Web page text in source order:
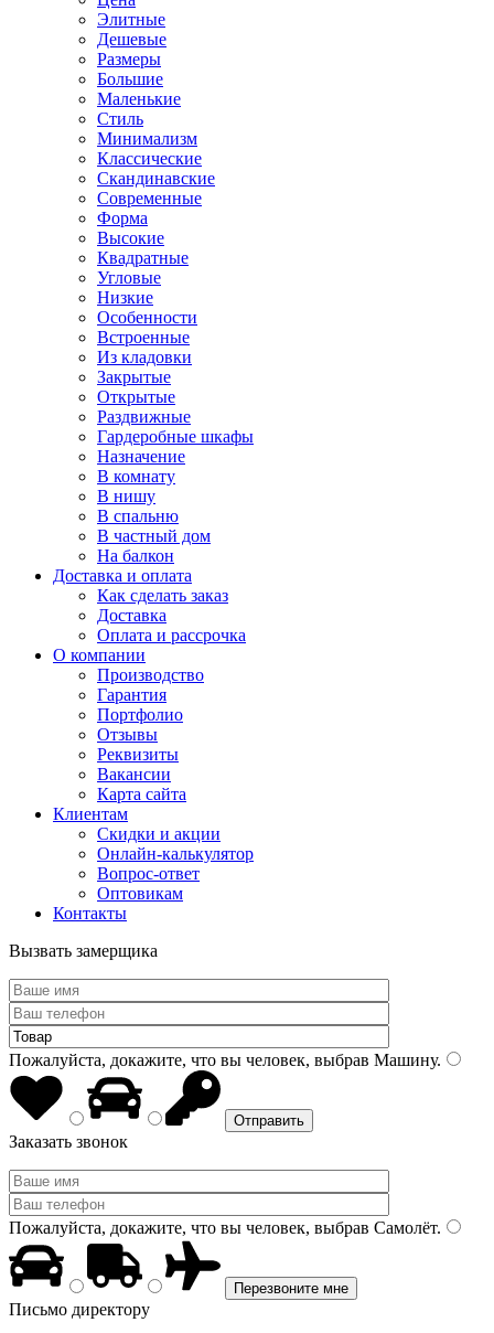
Элитные
Дешевые
Размеры
Большие
Маленькие
Стиль
Минимализм
Классические
Скандинавские
Современные
Форма
Высокие
Квадратные
Угловые
Низкие
Особенности
Встроенные
Из кладовки
Закрытые
Открытые
Раздвижные
Гардеробные шкафы
Назначение
В комнату
В нишу
В спальню
В частный дом
На балкон
Доставка и оплата
Как сделать заказ
Доставка
Оплата и рассрочка
О компании
Производство
Гарантия
Портфолио
Отзывы
Реквизиты
Вакансии
Карта сайта
Клиентам
Скидки и акции
Онлайн-калькулятор
Вопрос-ответ
Оптовикам
Контакты
Вызвать замерщика
Пожалуйста, докажите, что вы человек, выбрав Машину.
Заказать звонок
Пожалуйста, докажите, что вы человек, выбрав Самолёт.
Письмо директору